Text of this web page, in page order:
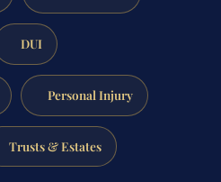
DUI
Personal Injury
Trusts & Estates